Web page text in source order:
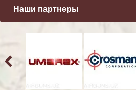
Наши партнеры